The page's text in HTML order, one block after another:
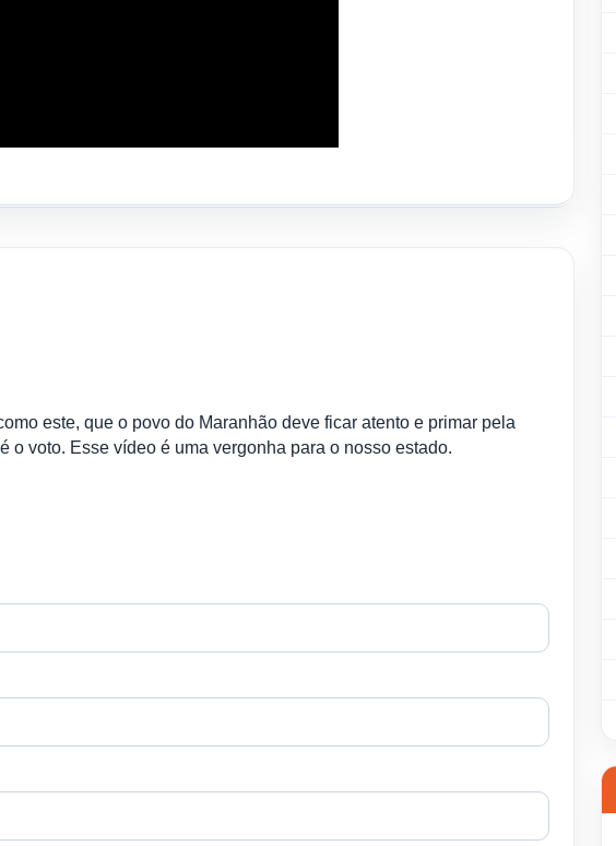
este, que o povo do Maranhão deve ficar atento e primar pela
o voto. Esse vídeo é uma vergonha para o nosso estado.